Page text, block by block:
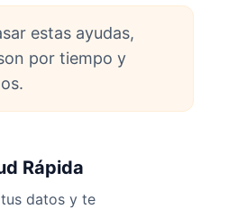
estas ayudas,
por tiempo y
Rápida
datos y te